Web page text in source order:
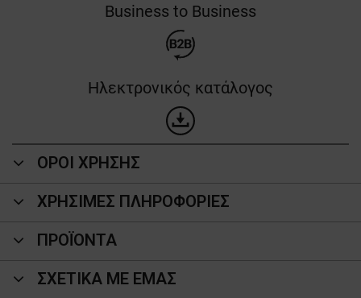
Business to Business
Ηλεκτρονικός κατάλογος
ΟΡΟΙ ΧΡΗΣΗΣ
ΧΡΗΣΙΜΕΣ ΠΛΗΡΟΦΟΡΙΕΣ
ΠΡΟΪΌΝΤΑ
ΣΧΕΤΙΚΑ ΜΕ ΕΜΑΣ